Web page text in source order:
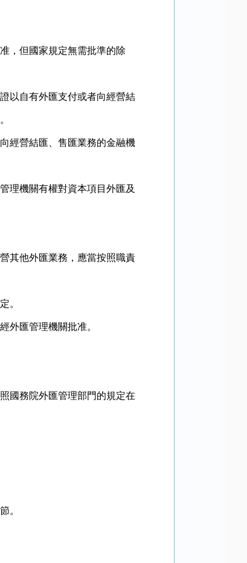
，但國家規定無需批準的除
以自有外匯支付或者向經營結
經營結匯、售匯業務的金融機
機關有權對資本項目外匯及
其他外匯業務，應當按照職責
。
匯管理機關批准。
務院外匯管理部門的規定在
。